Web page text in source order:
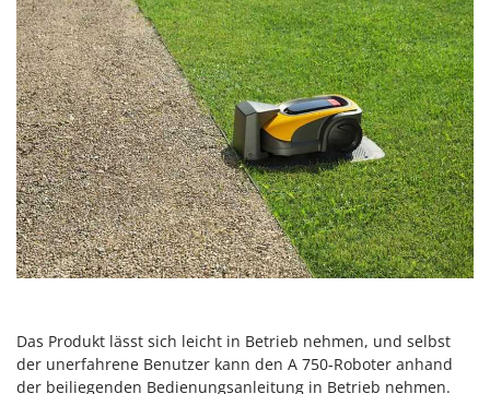
Das Produkt lässt sich leicht in Betrieb nehmen, und selbst
der unerfahrene Benutzer kann den A 750-Roboter anhand
der beiliegenden Bedienungsanleitung in Betrieb nehmen.